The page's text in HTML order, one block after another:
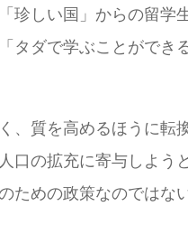
珍しい国」からの留
タダで学ぶことがで
、質を高めるほうに転
口の拡充に寄与しよ
ための政策なのではな